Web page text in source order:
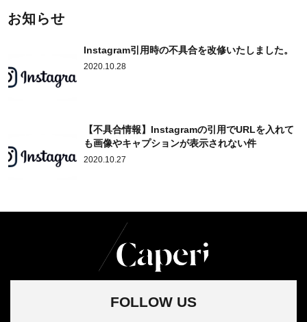
お知らせ
Instagram引用時の不具合を改修いたしました。
2020.10.28
【不具合情報】Instagramの引用でURLを入れて
も画像やキャプションが表示されない件
2020.10.27
FOLLOW US